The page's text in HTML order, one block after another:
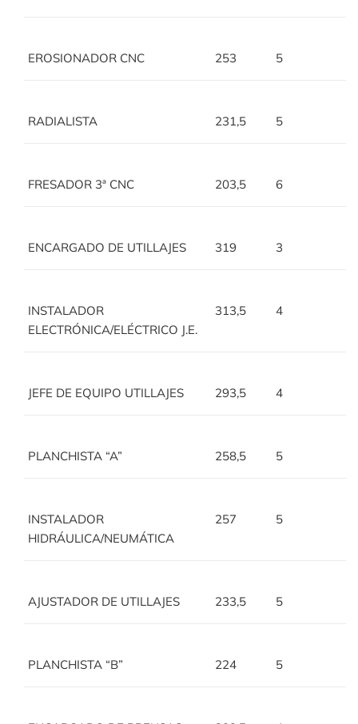
EROSIONADOR CNC 253 5
RADIALISTA 231,5 5
FRESADOR 3ª CNC 203,5 6
ENCARGADO DE UTILLAJES 319 3
INSTALADOR
ELECTRÓNICA/ELÉCTRICO J.E.
313,5 4
JEFE DE EQUIPO UTILLAJES 293,5 4
PLANCHISTA “A” 258,5 5
INSTALADOR
HIDRÁULICA/NEUMÁTICA
257 5
AJUSTADOR DE UTILLAJES 233,5 5
PLANCHISTA “B” 224 5